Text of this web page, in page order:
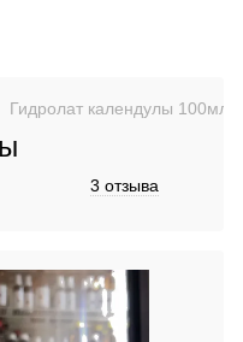
Гидролат календулы 100мл
3 отзыва